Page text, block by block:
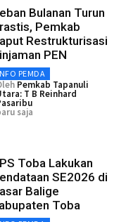
Bulanan Turun
Pemkab
Restrukturisasi
PEN
PEMDA
Pemkab Tapanuli
T B Reinhard
saja
Toba Lakukan
SE2026 di
Balige
Toba